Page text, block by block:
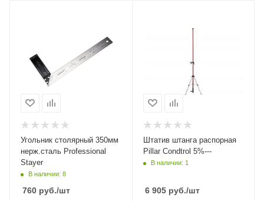
Угольник столярный 350мм
нерж.сталь Professional
Stayer
В наличии: 8
760 руб./шт
Штатив штанга распорная
Pillar Condtrol 5%---
В наличии: 1
6 905руб./шт